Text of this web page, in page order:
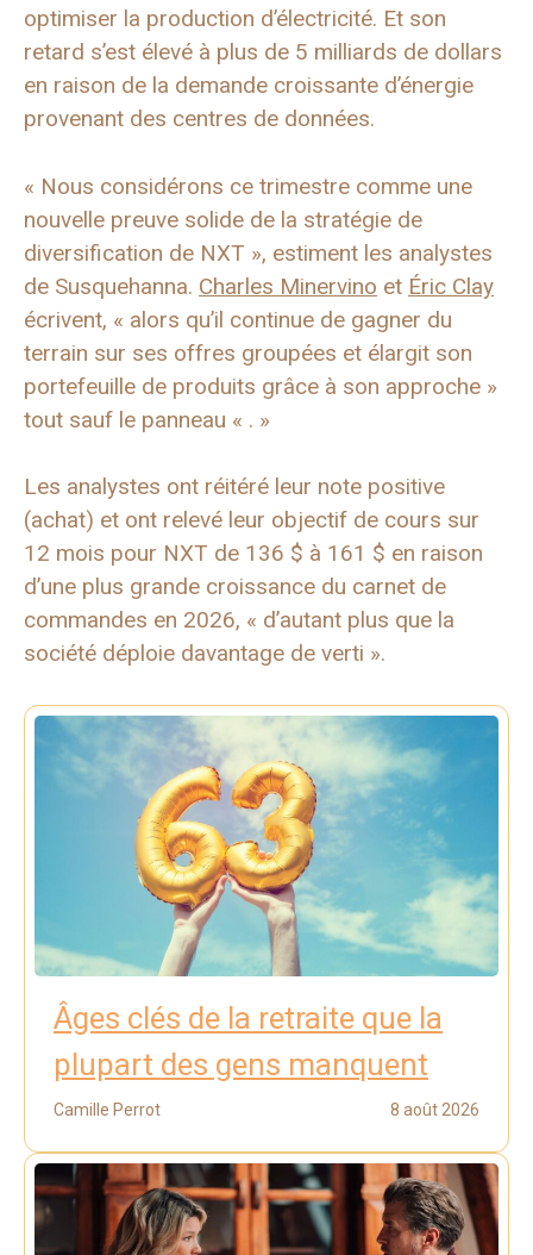
optimiser la production d’électricité. Et son
retard s’est élevé à plus de 5 milliards de dollars
en raison de la demande croissante d’énergie
provenant des centres de données.
« Nous considérons ce trimestre comme une
nouvelle preuve solide de la stratégie de
diversification de NXT », estiment les analystes
de Susquehanna. Charles Minervino et Éric Clay
écrivent, « alors qu’il continue de gagner du
terrain sur ses offres groupées et élargit son
portefeuille de produits grâce à son approche »
tout sauf le panneau « . »
Les analystes ont réitéré leur note positive
(achat) et ont relevé leur objectif de cours sur
12 mois pour NXT de 136 $ à 161 $ en raison
d’une plus grande croissance du carnet de
commandes en 2026, « d’autant plus que la
société déploie davantage de verti ».
Âges clés de la retraite que la
plupart des gens manquent
Camille Perrot 8 août 2026